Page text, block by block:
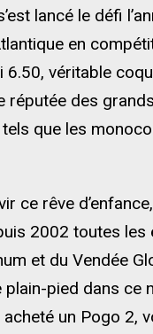
lancé le défi
en
6.50, véritable
réputée des
que les
ce rêve
2002 toutes les
et du Vendée
plain-pied dans ce
un Pogo 2,